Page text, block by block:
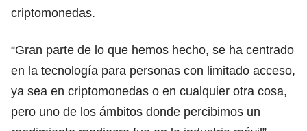
criptomonedas.
“Gran parte de lo que hemos hecho, se ha centrado
en la tecnología para personas con limitado acceso,
ya sea en criptomonedas o en cualquier otra cosa,
pero uno de los ámbitos donde percibimos un